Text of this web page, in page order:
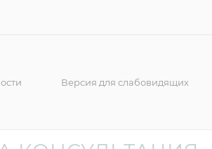
Версия для слабовидящих